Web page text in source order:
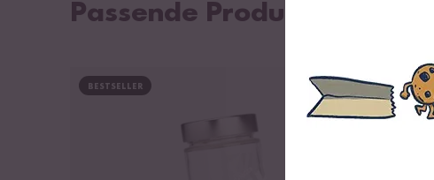
Passende Produkte
BESTSELLER